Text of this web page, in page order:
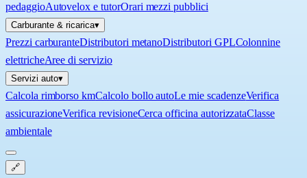
pedaggioAutovelox e tutorOrari mezzi pubblici
Carburante & ricarica▾
Prezzi carburanteDistributori metanoDistributori GPLColonnine
elettricheAree di servizio
Servizi auto▾
Calcola rimborso kmCalcolo bollo autoLe mie scadenzeVerifica
assicurazioneVerifica revisioneCerca officina autorizzataClasse
ambientale
🔗